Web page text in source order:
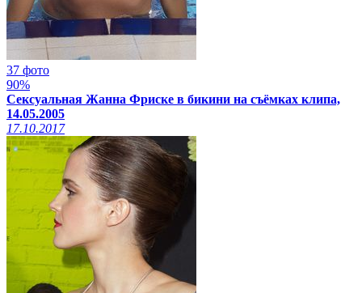
37 фото
90%
Сексуальная Жанна Фриске в бикини на съёмках клипа,
14.05.2005
17.10.2017